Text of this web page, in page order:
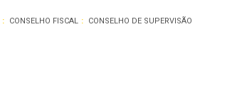
CONSELHO FISCAL CONSELHO DE SUPERVISÃO